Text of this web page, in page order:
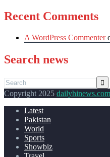
Recent Comments
A WordPress Commenter
Search news
Copyright 2025 dailyhinews.com
Latest
Pakistan
World
Sports
Showbiz